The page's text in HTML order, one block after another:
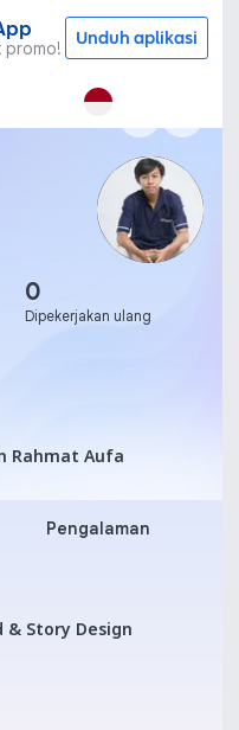
promo! Unduh aplikasi
0
Dipekerjakan ulang
Rahmat Aufa
Pengalaman
Story Design